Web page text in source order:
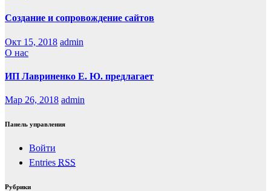
Создание и сопровождение сайтов
Окт 15, 2018 admin
О нас
ИП Лавриненко Е. Ю. предлагает
Мар 26, 2018 admin
Панель управления
Войти
Entries RSS
Рубрики